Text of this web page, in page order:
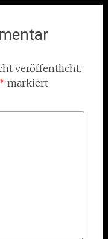
veröffentlicht.
* markiert